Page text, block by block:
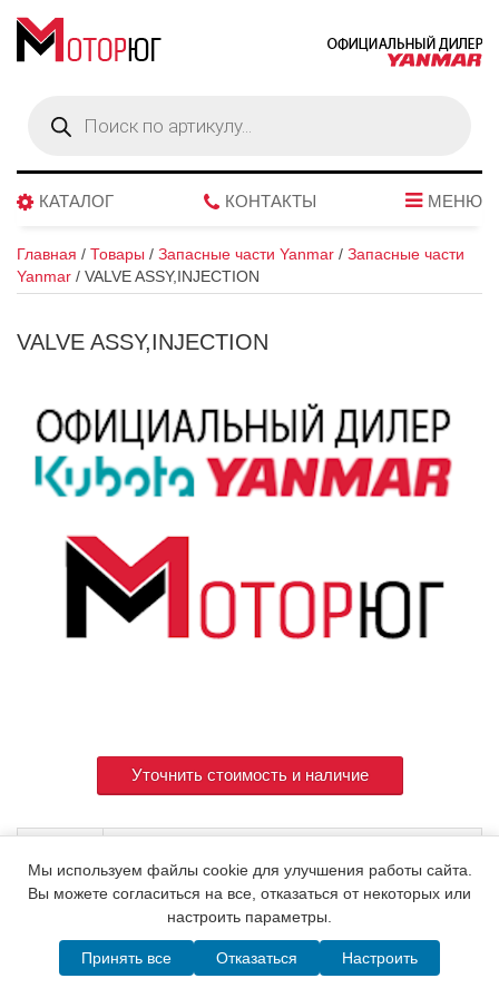
товаров
КАТАЛОГ КОНТАКТЫ МЕНЮ
Главная / Товары / Запасные части Yanmar / Запасные части
Yanmar / VALVE ASSY,INJECTION
VALVE ASSY,INJECTION
Уточнить стоимость и наличие
© 2015. Все права защищены.Мотор-Юг
Написать в MAX Telegram WhatsApp Позвонить
Мы используем файлы cookie для улучшения работы сайта.
Вы можете согласиться на все, отказаться от некоторых или
настроить параметры.
Принять все Отказаться Настроить